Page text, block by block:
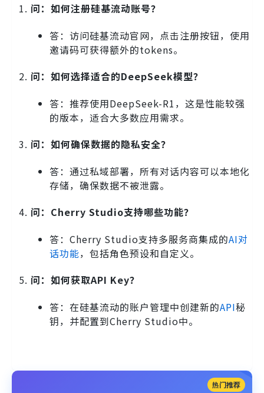
问：如何注册硅基流动账号？
答：访问硅基流动官网，点击注册按钮，使用
邀请码可获得额外的tokens。
问：如何选择适合的DeepSeek模型？
答：推荐使用DeepSeek-R1，这是性能较强
的版本，适合大多数应用需求。
问：如何确保数据的隐私安全？
答：通过私域部署，所有对话内容可以本地化
存储，确保数据不被泄露。
问：Cherry Studio支持哪些功能？
答：Cherry Studio支持多服务商集成的AI对
话功能，包括角色预设和自定义。
问：如何获取API Key？
答：在硅基流动的账户管理中创建新的API秘
钥，并配置到Cherry Studio中。
热门推荐